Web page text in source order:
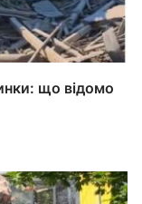
що відомо